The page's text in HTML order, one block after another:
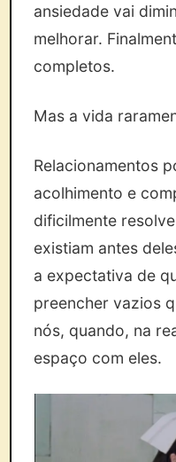
ansiedade vai
melhorar.
completos.
Mas a vida
Relacionamentos
acolhimento e
dificilmente
existiam antes
a expectativa de
preencher vazios
nós, quando, na
espaço com eles.